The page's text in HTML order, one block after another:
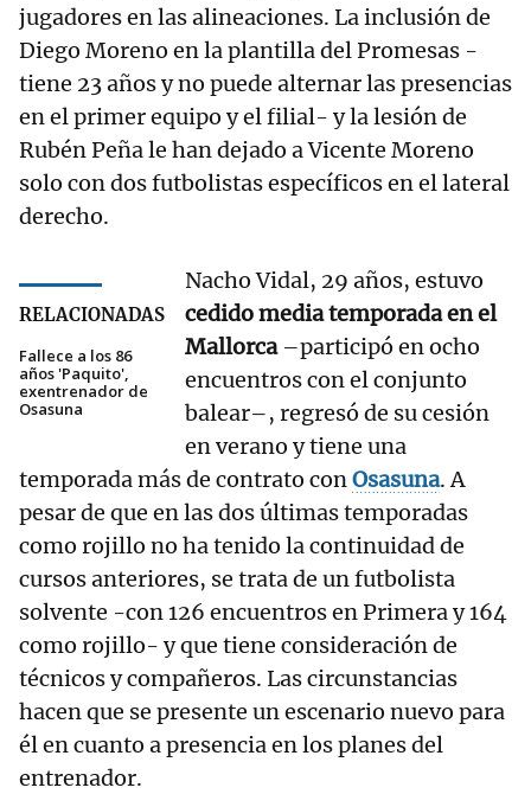
jugadores en las alineaciones. La inclusión de
Diego Moreno en la plantilla del Promesas -
tiene 23 años y no puede alternar las presencias
en el primer equipo y el filial- y la lesión de
Rubén Peña le han dejado a Vicente Moreno
solo con dos futbolistas específicos en el lateral
derecho.
RELACIONADAS
Fallece a los 86
años 'Paquito',
exentrenador de
Osasuna
Nacho Vidal, 29 años, estuvo
cedido media temporada en el
Mallorca –participó en ocho
encuentros con el conjunto
balear–, regresó de su cesión
en verano y tiene una
temporada más de contrato conOsasuna. A
pesar de que en las dos últimas temporadas
como rojillo no ha tenido la continuidad de
cursos anteriores, se trata de un futbolista
solvente -con 126 encuentros en Primera y 164
como rojillo- y que tiene consideración de
técnicos y compañeros. Las circunstancias
hacen que se presente un escenario nuevo para
él en cuanto a presencia en los planes del
entrenador.